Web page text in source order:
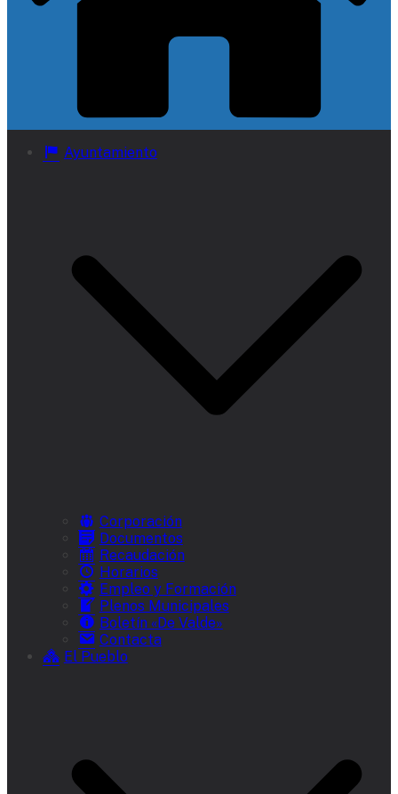
Ayuntamiento
Corporación
Documentos
Recaudación
Horarios
Empleo y Formación
Plenos Municipales
Boletín «De Valde»
Contacta
El Pueblo